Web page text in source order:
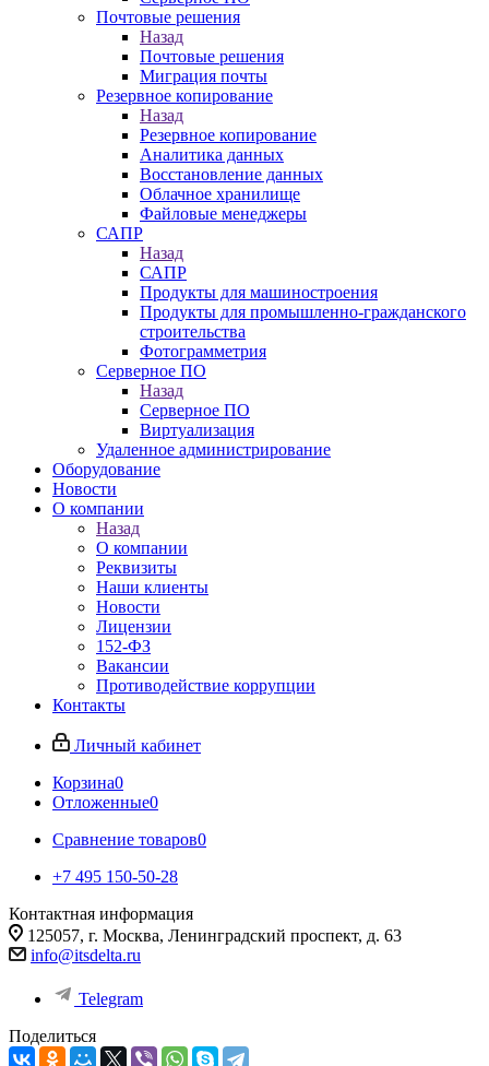
Почтовые решения
Назад
Почтовые решения
Миграция почты
Резервное копирование
Назад
Резервное копирование
Аналитика данных
Восстановление данных
Облачное хранилище
Файловые менеджеры
САПР
Назад
САПР
Продукты для машиностроения
Продукты для промышленно-гражданского
строительства
Фотограмметрия
Серверное ПО
Назад
Серверное ПО
Виртуализация
Удаленное администрирование
Оборудование
Новости
О компании
Назад
О компании
Реквизиты
Наши клиенты
Новости
Лицензии
152-ФЗ
Вакансии
Противодействие коррупции
Контакты
Личный кабинет
Корзина0
Отложенные0
Сравнение товаров0
+7 495 150-50-28
Контактная информация
125057, г. Москва, Ленинградский проспект, д. 63
info@itsdelta.ru
Telegram
Поделиться